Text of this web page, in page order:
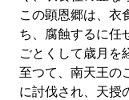
この顕恩郷は、衣
ち、腐蝕するに任
ごとくして歳月を
至つて、南天王の
に討伐され、天授